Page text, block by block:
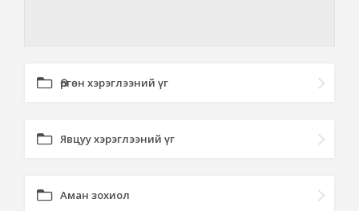
Өргөн хэрэглээний үг
Явцуу хэрэглээний үг
Аман зохиол